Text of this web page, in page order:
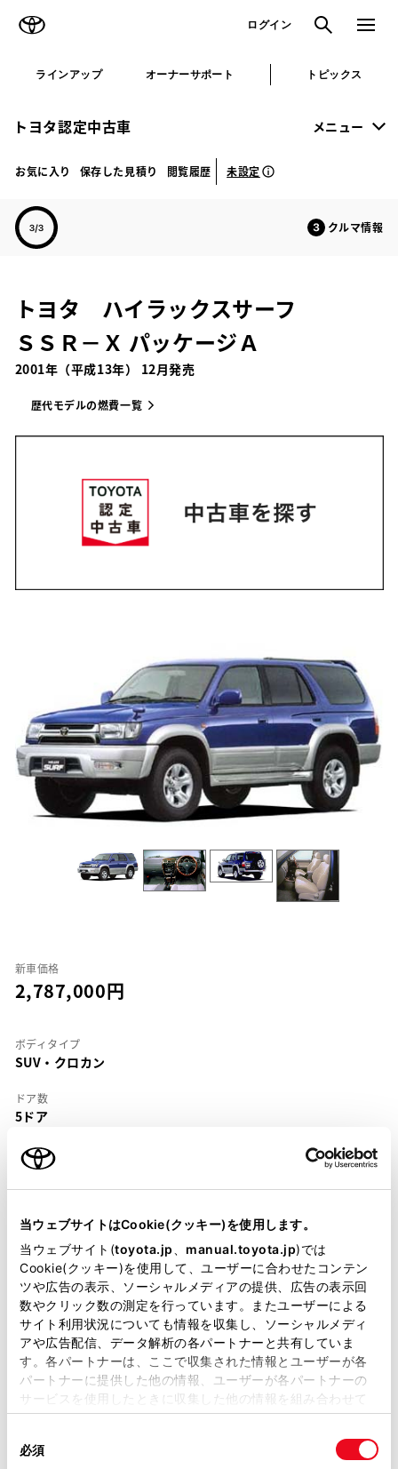
当ウェブサイトはCookie(クッキー)を使用します。
当ウェブサイト(toyota.jp manual.toyota.jp)では
Cookie(クッキー)を使用して、ユーザーに合わせたコンテン
ツや広告の表示、ソーシャルメディアの提供、広告の表示回
数やクリック数の測定を行っています。またユーザーによる
サイト利用状況についても情報を収集し、ソーシャルメディ
アや広告配信、データ解析の各パートナーと共有していま
す。各パートナーは、ここで収集された情報とユーザーが各
パートナーに提供した他の情報、ユーザーが各パートナーの
サービスを使用したときに収集した他の情報を組み合わせて
使用することがあります。当ウェブサイトの使用を続行する
必須
ログイン 検索 メニュ
ラインアップ オーナーサポート トピックス
トヨタ認定中古車 メニュー
お気に入り 保存した見積り 閲覧履歴 未設定
クルマ情報
トヨタ ハイラックスサーフ
ＳＳＲ－Ｘ パッケージＡ
2001年（平成13年） 12月発売
歴代モデルの燃費一覧
新車価格
2,787,000
ボディタイプ
SUV・クロカン
ドア数
5ドア
乗車定員
5名
GH-RZN185W
全長 × 全幅 × 全高
4840×1800×1770mm
ホイールベース ※1
2675mm
トレッド前／後
1505/1495mm
1850